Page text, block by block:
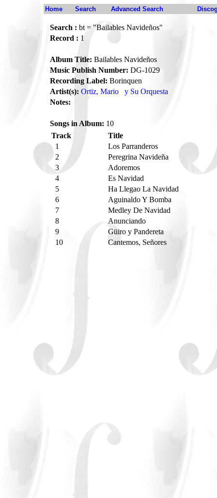
Home Search Advanced Search
Search : bt = "Bailables Navideños"
Record : 1
Album Title: Bailables Navideños
Music Publish Number: DG-1029
Recording Label: Borinquen
Artist(s): Ortiz, Mario
y Su Orquesta
Notes:
Songs in Album: 10
Track
Title
1
Los Parranderos
2
Peregrina Navideña
3
Adoremos
4
Es Navidad
5
Ha Llegao La Navidad
6
Aguinaldo Y Bomba
7
Medley De Navidad
8
Anunciando
9
Güiro y Pandereta
10
Cantemos, Señores